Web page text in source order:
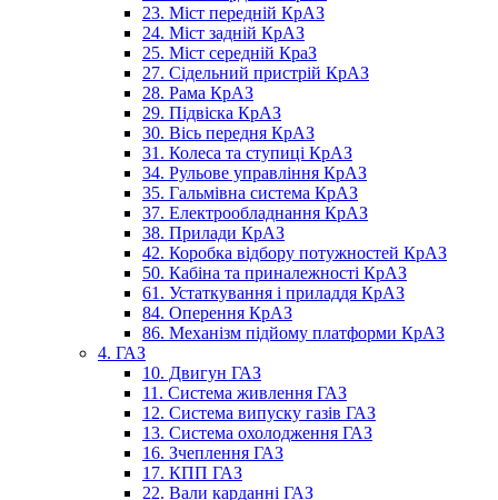
23. Міст передній КрАЗ
24. Міст задній КрАЗ
25. Міст середній КраЗ
27. Сідельний пристрій КрАЗ
28. Рама КрАЗ
29. Підвіска КрАЗ
30. Вісь передня КрАЗ
31. Колеса та ступиці КрАЗ
34. Рульове управління КрАЗ
35. Гальмівна система КрАЗ
37. Електрообладнання КрАЗ
38. Прилади КрАЗ
42. Коробка відбору потужностей КрАЗ
50. Кабіна та приналежності КрАЗ
61. Устаткування і приладдя КрАЗ
84. Оперення КрАЗ
86. Механізм підйому платформи КрАЗ
4. ГАЗ
10. Двигун ГАЗ
11. Система живлення ГАЗ
12. Система випуску газів ГАЗ
13. Система охолодження ГАЗ
16. Зчеплення ГАЗ
17. КПП ГАЗ
22. Вали карданні ГАЗ